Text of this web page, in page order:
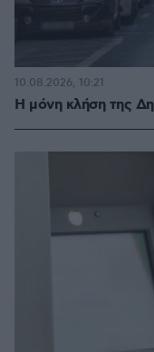
Η μόνη κλήση της
10.08.2026, 10:21